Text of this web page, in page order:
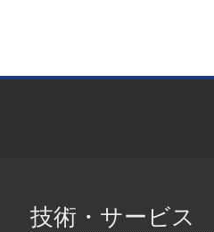
技術・サービス